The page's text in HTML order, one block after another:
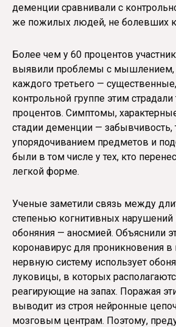
деменции сравнивали с
же пожилых людей, не болевших
Более чем у 60 процентов
выявили проблемы с мышлением,
каждого третьего —
контрольной группе этим
процентов. Симптомы,
стадии деменции — забывчивость,
упорядочиванием предметов и
были в том числе у тех, кто
легкой форме.
Ученые заметили связь между
степенью когнитивных нарушений
обоняния — аносмией. Объяснили
коронавирус для проникновения
нервную систему использует
луковицы, в которых
реагирующие на запах. Поражая
выводит из строя нейронные
мозговым центрам. Поэтому,